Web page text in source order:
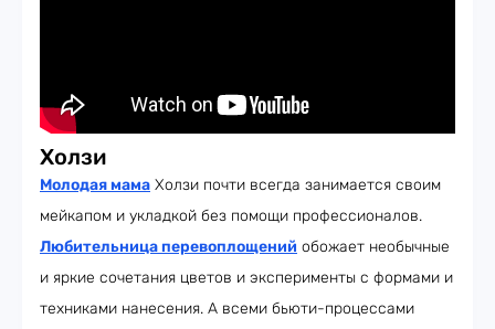
Холзи
Молодая мама Холзи почти всегда занимается своим
мейкапом и укладкой без помощи профессионалов.
Любительница перевоплощений обожает необычные
и яркие сочетания цветов и эксперименты с формами и
техниками нанесения. А всеми бьюти-процессами